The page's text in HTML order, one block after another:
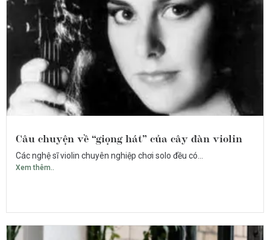
Câu chuyện về “giọng hát” của cây đàn violin
Các nghệ sĩ violin chuyên nghiệp chơi solo đều có...
Xem thêm..